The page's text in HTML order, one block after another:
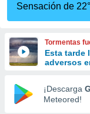
las
y
forma
digital
basada
Sensación de 22°
Tormentas
Esta tarde
adversos
¡Descarga
Meteored!